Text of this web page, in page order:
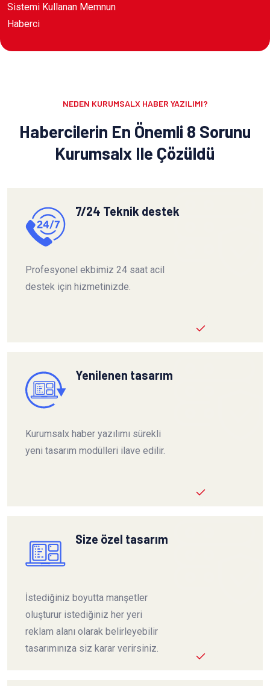
Sistemi Kullanan Memnun
Haberci
NEDEN KURUMSALX HABER YAZILIMI?
Habercilerin En Önemli 8 Sorunu
Kurumsalx Ile Çözüldü
7/24 Teknik destek
Profesyonel ekbimiz 24 saat acil
destek için hizmetinizde.
Yenilenen tasarım
Kurumsalx haber yazılımı sürekli
yeni tasarım modülleri ilave edilir.
Size özel tasarım
İstediğiniz boyutta manşetler
oluşturur istediğiniz her yeri
reklam alanı olarak belirleyebilir
tasarımınıza siz karar verirsiniz.